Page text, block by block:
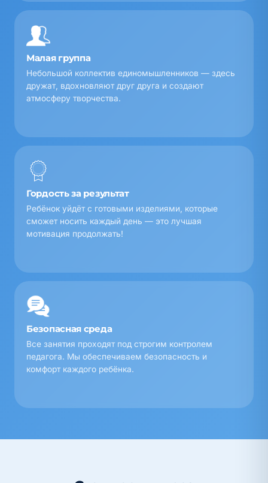
Малая группа
Небольшой коллектив единомышленников — здесь
дружат, вдохновляют друг друга и создают
атмосферу творчества.
Гордость за результат
Ребёнок уйдёт с готовыми изделиями, которые
сможет носить каждый день — это лучшая
мотивация продолжать!
Безопасная среда
Все занятия проходят под строгим контролем
педагога. Мы обеспечиваем безопасность и
комфорт каждого ребёнка.